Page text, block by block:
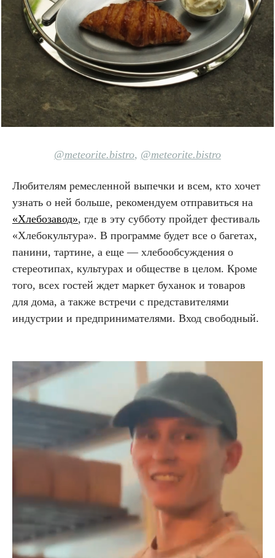
@meteorite.bistro, @meteorite.bistro
Любителям ремесленной выпечки и всем, кто хочет
узнать о ней больше, рекомендуем отправиться на
«Хлебозавод», где в эту субботу пройдет фестиваль
«Хлебокультура». В программе будет все о багетах,
панини, тартине, а еще — хлебообсуждения о
стереотипах, культурах и обществе в целом. Кроме
того, всех гостей ждет маркет буханок и товаров
для дома, а также встречи с представителями
индустрии и предпринимателями. Вход свободный.